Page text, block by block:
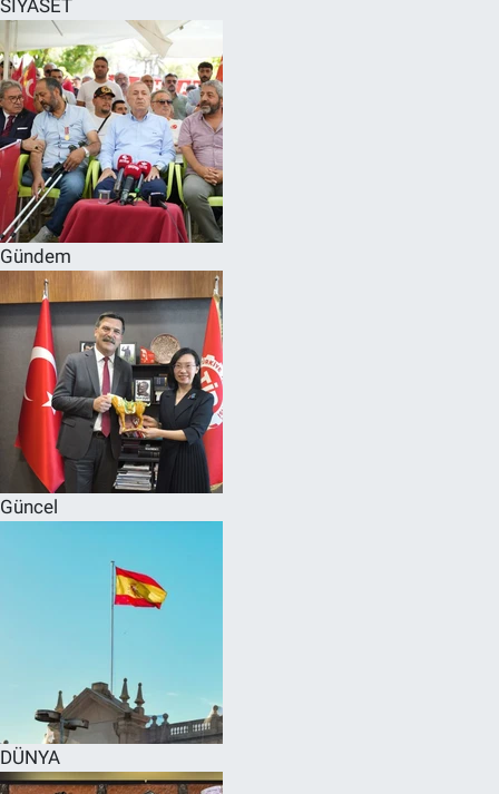
SİYASET
Gündem
Güncel
DÜNYA
SPOR
RESMİ İLANLAR